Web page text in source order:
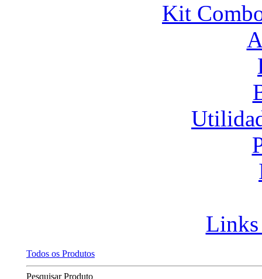
Kit
Links
Todos os Produtos
Pesquisar Produto